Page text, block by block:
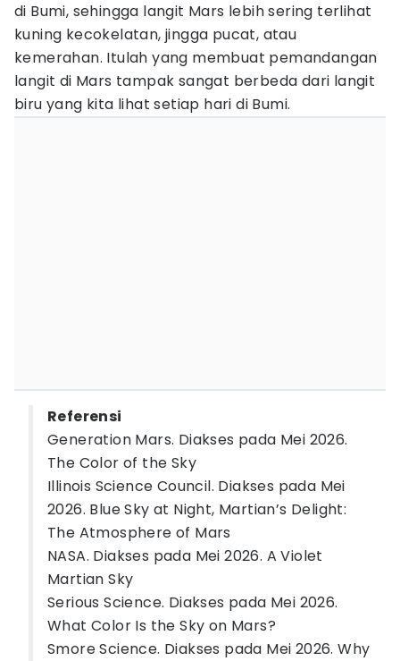
di Bumi, sehingga langit Mars lebih sering terlihat
kuning kecokelatan, jingga pucat, atau
kemerahan. Itulah yang membuat pemandangan
langit di Mars tampak sangat berbeda dari langit
biru yang kita lihat setiap hari di Bumi.
Referensi
Generation Mars. Diakses pada Mei 2026.
The Color of the Sky
Illinois Science Council. Diakses pada Mei
2026. Blue Sky at Night, Martian’s Delight:
The Atmosphere of Mars
NASA. Diakses pada Mei 2026. A Violet
Martian Sky
Serious Science. Diakses pada Mei 2026.
What Color Is the Sky on Mars?
Smore Science. Diakses pada Mei 2026. Why